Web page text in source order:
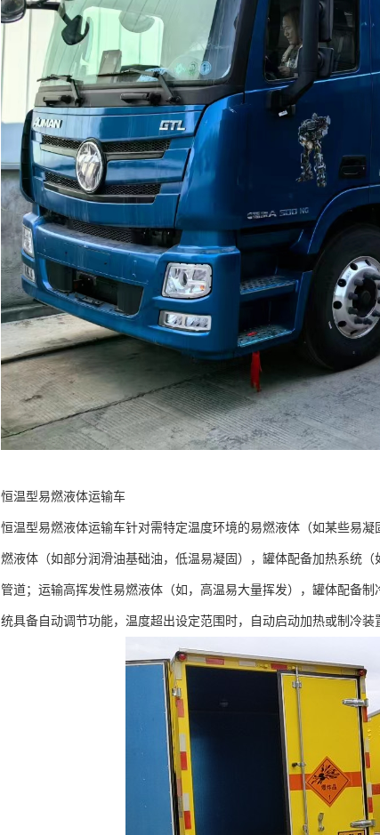
恒温型易燃液体运输车​
恒温型易燃液体运输车针对需特定温度环境的易燃液体（如某些易
燃液体（如部分润滑油基础油，低温易凝固），罐体配备加热系统
管道；运输高挥发性易燃液体（如，高温易大量挥发），罐体配备
统具备自动调节功能，温度超出设定范围时，自动启动加热或制冷